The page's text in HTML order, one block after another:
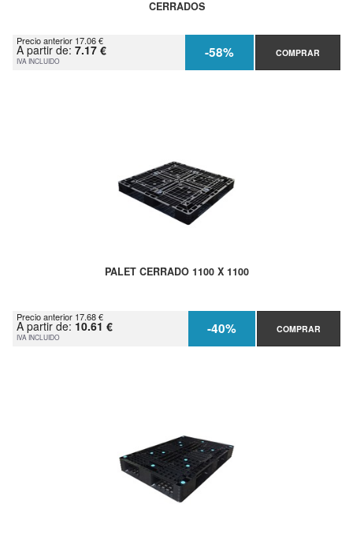
CERRADOS
Precio anterior 17.06 €
A partir de: 7.17 €
IVA INCLUIDO -58% COMPRAR
PALET CERRADO 1100 X 1100
Precio anterior 17.68 €
A partir de: 10.61 €
IVA INCLUIDO -40% COMPRAR